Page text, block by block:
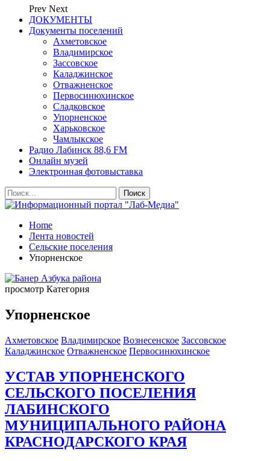
Prev Next
ДОКУМЕНТЫ
Документы поселений
Ахметовское
Владимирское
Зассовское
Каладжинское
Отважненское
Первосинюхинское
Сладковское
Упорненское
Харьковское
Чамлыкское
Радио Лабинск 88,6 FM
Онлайн музей
Электронная фотовыставка
Home
Лента новостей
Сельские поселения
Упорненское
просмотр Категория
Упорненское
Ахметовское Владимирское Вознесенское Зассовское
Каладжинское Отважненское Первосинюхинское
УСТАВ УПОРНЕНСКОГО
СЕЛЬСКОГО ПОСЕЛЕНИЯ
ЛАБИНСКОГО
МУНИЦИПАЛЬНОГО РАЙОНА
КРАСНОДАРСКОГО КРАЯ